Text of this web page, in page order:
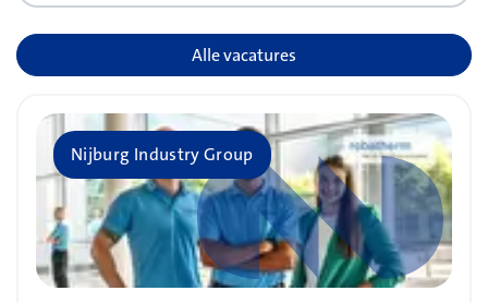
Alle vacatures
Bedrijf
Nijburg Industry Group